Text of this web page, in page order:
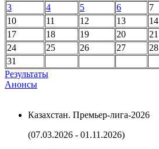
3
4 5 6 7
10
11 12 13 14
17
18 19 20 21
24
25 26 27 28
31
Результаты
Анонсы
Казахстан. Премьер-лига-2026
(07.03.2026 - 01.11.2026)